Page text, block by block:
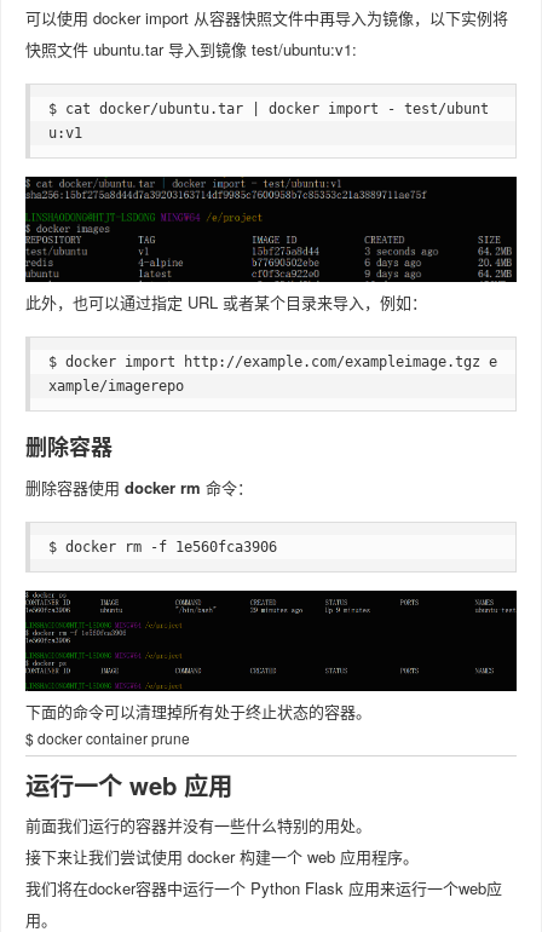
可以使用 docker import 从容器快照文件中再导入为镜像，以下实例将
快照文件 ubuntu.tar 导入到镜像 test/ubuntu:v1:
$ cat docker/ubuntu.tar | docker import - test/ubunt
u:v1
此外，也可以通过指定 URL 或者某个目录来导入，例如：
$ docker import http://example.com/exampleimage.tgz e
xample/imagerepo
删除容器
删除容器使用 docker rm 命令：
$ docker rm -f 1e560fca3906
下面的命令可以清理掉所有处于终止状态的容器。
$ docker container prune
运行一个 web 应用
前面我们运行的容器并没有一些什么特别的用处。
接下来让我们尝试使用 docker 构建一个 web 应用程序。
我们将在docker容器中运行一个 Python Flask 应用来运行一个web应
用。